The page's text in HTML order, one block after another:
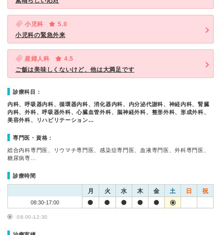
小児科
5.0
小児科の緊急外来
産婦人科
4.5
ご飯は美味しくないけど、他は大満足です
診療科目：
内科、呼吸器内科、循環器内科、消化器内科、内分泌代謝科、神経内科、腎臓
内科、外科、呼吸器外科、心臓血管外科、脳神経外科、整形外科、形成外科、
美容外科、リハビリテーション…
専門医・資格：
総合内科専門医、リウマチ専門医、感染症専門医、血液専門医、外科専門医、
糖尿病専…
診療時間
月 火 水 木 金 土 日 祝
08:30-17:00
08:00-12:30